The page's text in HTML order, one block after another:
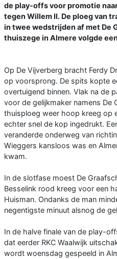
de play-offs voor promotie
tegen Willem II. De ploeg van
in twee wedstrijden af met De
thuiszege in Almere volgde
Op De Vijverberg bracht Ferdy
op voorsprong. De spits kopte
overtuigend binnen. Vlak na de
voor de gelijkmaker namens De
thuisploeg weer hoop kreeg op
echter snel de kop ingedrukt.
veranderde onderweg van
Wieggers kansloos was en
kwam.
In de slotfase moest De
Besselink rood kreeg voor een
Huisman. Ondanks de man
negentigste minuut alsnog de
In de halve finale van de play-
dat eerder RKC Waalwijk
wordt woensdag gespeeld in